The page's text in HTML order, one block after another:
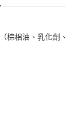
後，再付款。
金額後，即可完成
，點擊此簡訊中
上)免運費
棕梠油、乳化劑